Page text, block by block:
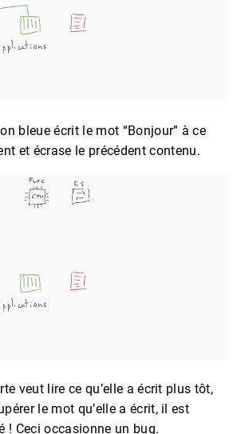
bleue écrit le mot “Bonjour” à ce
et écrase le précédent contenu.
veut lire ce qu’elle a écrit plus tôt,
le mot qu’elle a écrit, il est
! Ceci occasionne un bug.